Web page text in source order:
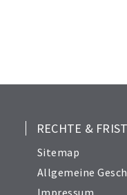
RECHTE &
Sitemap
Allgemeine
Impressum